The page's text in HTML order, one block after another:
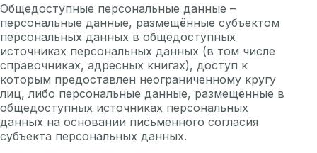
Общедоступные персональные данные –
персональные данные, размещённые субъектом
персональных данных в общедоступных
источниках персональных данных (в том числе
справочниках, адресных книгах), доступ к
которым предоставлен неограниченному кругу
лиц, либо персональные данные, размещённые в
общедоступных источниках персональных
данных на основании письменного согласия
субъекта персональных данных.